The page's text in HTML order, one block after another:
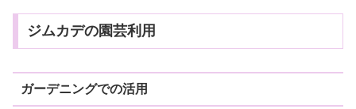
ジムカデの園芸利用
ガーデニングでの活用